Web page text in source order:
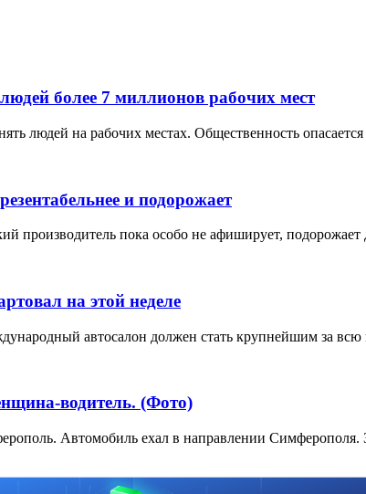
более 7 миллионов рабочих мест
людей на рабочих местах. Общественность
и подорожает
производитель пока особо не афиширует,
на этой неделе
автосалон должен стать крупнейшим за
водитель. (Фото)
Автомобиль ехал в направлении Симферополя.